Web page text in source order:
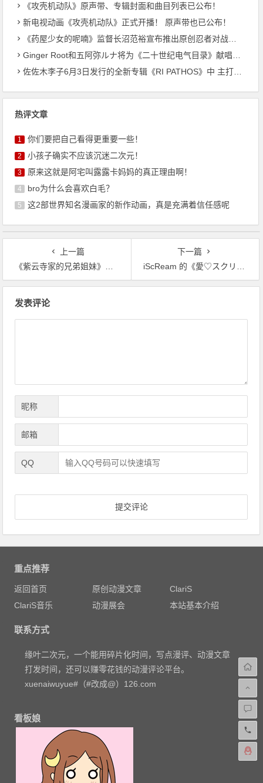
《攻壳机动队》原声带、专辑封面和曲目列表已公布！
新电视动画《攻壳机动队》正式开播！ 原声带也已公布！
《药屋少女的呢喃》监督长沼范裕宣布推出原创忍者对战恐龙动画！
Ginger Root和五阿弥ルナ将为《二十世纪电气目录》献唱主题曲
佐佐木李子6月3日发行的全新专辑《RI PATHOS》中 主打曲《桃李成蹊》的音乐视频已公开
热评文章
1 你们要把自己看得更重要一些！
2 小孩子确实不应该沉迷二次元！
3 原来这就是阿宅叫露露卡妈妈的真正理由啊！
4 bro为什么会喜欢白毛？
5 这2部世界知名漫画家的新作动画，真是充满着信任感呢
上一篇
《紫云寺家的兄弟姐妹》动画原声专辑即将发行，包含片尾曲和BGM
下一篇
iScReam 的《愛♡スクリ～ム！(Ai♡Scream!)》 正在世界各地爆发中！
发表评论
昵称
邮箱
QQ
重点推荐
返回首页 原创动漫文章
ClariS
ClariS音乐
动漫展会 本站基本介绍
联系方式
缘叶二次元，一个能用碎片化时间，写点漫评、动漫文章
打发时间，还可以赚零花钱的动漫评论平台。
xuenaiwuyue#（#改成@）126.com
看板娘